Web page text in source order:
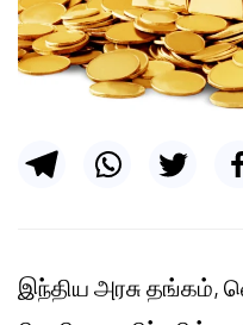
இந்திய அரசு தங்கம்,